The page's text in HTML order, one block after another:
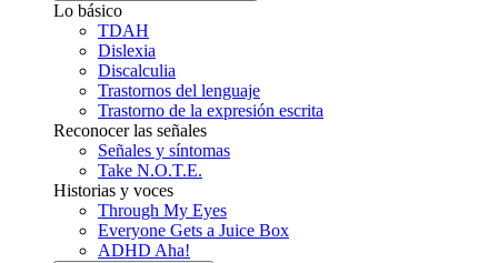
Lo básico
TDAH
Dislexia
Discalculia
Trastornos del lenguaje
Trastorno de la expresión escrita
Reconocer las señales
Señales y síntomas
Take N.O.T.E.
Historias y voces
Through My Eyes
Everyone Gets a Juice Box
ADHD Aha!